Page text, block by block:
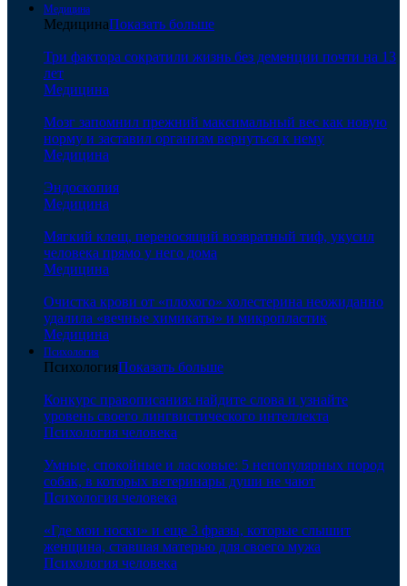
Медицина
МедицинаПоказать больше
Три фактора сократили жизнь без деменции почти на 13
лет
Медицина
Мозг запомнил прежний максимальный вес как новую
норму и заставил организм вернуться к нему
Медицина
Эндоскопия
Медицина
Мягкий клещ, переносящий возвратный тиф, укусил
человека прямо у него дома
Медицина
Очистка крови от «плохого» холестерина неожиданно
удалила «вечные химикаты» и микропластик
Медицина
Психология
ПсихологияПоказать больше
Конкурс правописания: найдите слова и узнайте
уровень своего лингвистического интеллекта
Психология человека
Умные, спокойные и ласковые: 5 непопулярных пород
собак, в которых ветеринары души не чают
Психология человека
«Где мои носки» и еще 3 фразы, которые слышит
женщина, ставшая матерью для своего мужа
Психология человека